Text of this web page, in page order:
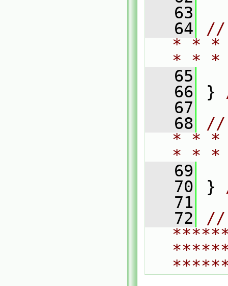
   63
   64
//
* * *
* *
   65
   66
}
   67
   68
//
* * *
* *
   69
   70
}
   71
   72
//